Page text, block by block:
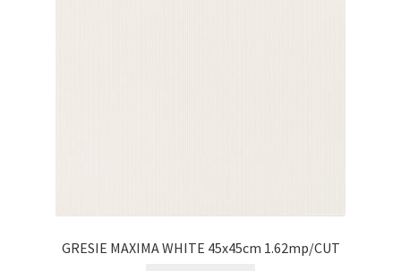
GRESIE MAXIMA WHITE 45x45cm 1.62mp/CUT